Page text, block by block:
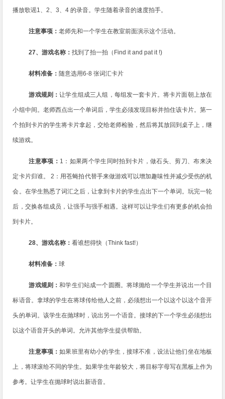
播放歌谣1、2、3、4的录音。学生随着录音的速度拍手。
注意事项：老师先和一个学生在教室前面演示这个活动。
27、游戏名称：找到了拍一拍（ Find it and pat it !)
材料准备： 随意选用6-8张词汇卡片
游戏规则：让学生组成三人组，每组发一套卡片。将卡片面朝上放在
小组中间。老师西点出一个单词后，学生必须发现目标并拍住该卡片。第一
个拍到卡片的学生将卡片拿起，交给老师检验，然后将其放回到桌子上，继
续游戏。
注意事项： 1 ：如果两个学生同时拍到卡片，做石头、剪刀、布来决
定卡片归谁。 2 ：用苍蝇拍代替手来做游戏可以增加趣味性并减少受伤的机
会。在学生熟悉了词汇之后，让拿到卡片的学生点出下一个单词。玩完一轮
后，交换各组成员，让强手与强手相遇。这样可以让学生们有更多的机会拍
到卡片。
28、游戏名称：看谁想得快（Think fast!）
材料准备：球
游戏规则：和学生们站成一个圆圈。将球抛给一个学生并说出一个目
标语音。拿球的学生在将球传给他人之前，必须想出一个以这个以这个音开
头的单词。该学生在抛球时，说出另一个语音。接球的下一个学生必须想出
以这个语音开头的单词。允许其他学生提供帮助。
注意事项：如果班里有幼小的学生，接球不准，设法让他们坐在地板
上，将球滚给不同的学生。如果学生年龄较大，将目标字母写在黑板上作为
参考。让学生在抛球时说出新语音。